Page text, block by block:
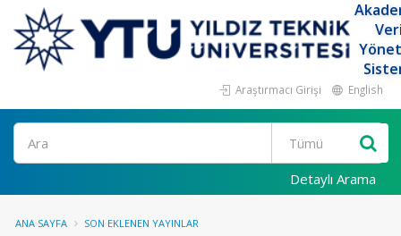
Araştırmacı Girişi English
Ara
Detaylı Arama
ANA SAYFA SON EKLENEN YAYINLAR